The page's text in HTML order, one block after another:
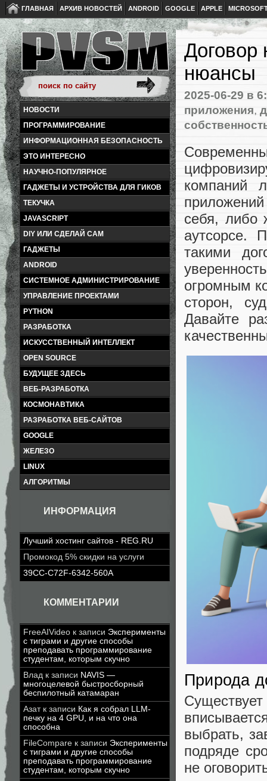
ГЛАВНАЯ АРХИВ НОВОСТЕЙ ANDROID GOOGLE APPLE
НОВОСТИ
ПРОГРАММИРОВАНИЕ
ИНФОРМАЦИОННАЯ БЕЗОПАСНОСТЬ
ЭТО ИНТЕРЕСНО
НАУЧНО-ПОПУЛЯРНОЕ
ГАДЖЕТЫ И УСТРОЙСТВА ДЛЯ ГИКОВ
ТЕКУЧКА
JAVASCRIPT
DIY ИЛИ СДЕЛАЙ САМ
ГАДЖЕТЫ
ANDROID
СИСТЕМНОЕ АДМИНИСТРИРОВАНИЕ
УПРАВЛЕНИЕ ПРОЕКТАМИ
PYTHON
РАЗРАБОТКА
ИСКУССТВЕННЫЙ ИНТЕЛЛЕКТ
OPEN SOURCE
БУДУЩЕЕ ЗДЕСЬ
ВЕБ-РАЗРАБОТКА
КОСМОНАВТИКА
РАЗРАБОТКА ВЕБ-САЙТОВ
GOOGLE
ЖЕЛЕЗО
LINUX
АЛГОРИТМЫ
ИНФОРМАЦИЯ
Лучший хостинг сайтов - REG.RU
Промокод 5% скидки на услуги
39CC-C72F-6342-560A
КОММЕНТАРИИ
FreeAIVideo к записи Эксперименты
с тиграми и другие способы
преподавать программирование
студентам, которым скучно
Влад к записи NAVIS —
многоцелевой быстросборный
беспилотный катамаран
Азатк записи Как я собрал LLM-
печку на 4 GPU, и на что она
способна
FileCompare к записи Эксперименты
с тиграми и другие способы
преподавать программирование
студентам, которым скучно
Договор
нюансы
2025-06-29 в
приложения,
компаний
себя, либо
аутсорсе.
такими
огромным
сторон,
Давайте
Природа
выбрать,
подряде
не